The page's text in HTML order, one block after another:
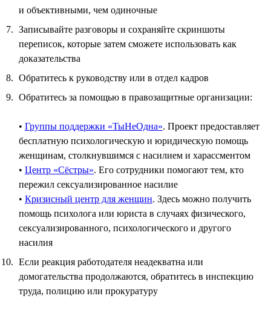
и объективными, чем одиночные
Записывайте разговоры и сохраняйте скриншоты
переписок, которые затем сможете использовать как
доказательства
Обратитесь к руководству или в отдел кадров
Обратитесь за помощью в правозащитные организации:
• Группы поддержки «ТыНеОдна». Проект предоставляет
бесплатную психологическую и юридическую помощь
женщинам, столкнувшимся с насилием и харассментом
• Центр «Сёстры». Его сотрудники помогают тем, кто
пережил сексуализированное насилие
• Кризисный центр для женщин. Здесь можно получить
помощь психолога или юриста в случаях физического,
сексуализированного, психологического и другого
насилия
Если реакция работодателя неадекватна или
домогательства продолжаются, обратитесь в инспекцию
труда, полицию или прокуратуру